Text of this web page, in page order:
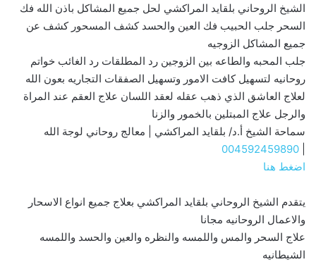
الشيخ الروحاني بلقايد المراكشي لحل جميع المشاكل باذن الله فك
السحر جلب الحبيب فك العين والحسد كشف المسحور كشف عن
جميع المشاكل الزوجيه
جلب المحبه والطاعه بين الزوجين رد المطلقات رد الغائب خواتم
روحانيه لتسهيل كافت الامور وتسهيل الصفقات التجاريه بعون الله
لعلاج العاشق الذي ذهب عقله لعقد اللسان علاج العقم عند المراة
والرجل علاج المبتلين بالخمور والزنا
سماحة الشيخ أ.د/ بلقايد المراكشي | معالج روحاني لوجة الله
004592459890
اضغط هنا
يتقدم الشيخ الروحاني بلقايد المراكشي بعلاج جميع انواع الاسحار
والاعمال الروحانيه مجانا
علاج السحر والمس واللمسه والنظره والعين والحسد واللمسه
الشيطانيه